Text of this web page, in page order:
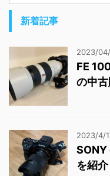
新着記事
2023/
FE
の中古
2023/4/
SONY
を紹介